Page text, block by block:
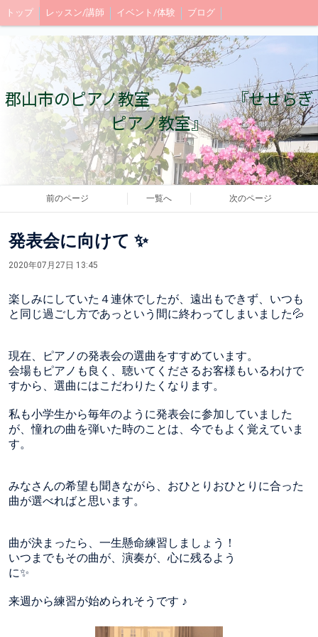
トップ レッスン/講師 イベント/体験 ブログ
郡山市のピアノ教室 『せせらぎ
ピアノ教室』
前のページ 一覧へ 次のページ
発表会に向けて ✨
2020年07月27日 13:45
楽しみにしていた ４連休でしたが、遠出もできず、いつも
と同じ過ごし方であっという間に終わってしまいました💦
現在、ピアノの発表会の選曲をすすめています。
会場もピアノも良く、聴いてくださるお客様もいるわけで
すから、選曲にはこだわりたくなります。
私も小学生から毎年のように発表会に参加していました
が、憧れの曲を弾いた時のことは、今でもよく覚えていま
す。
みなさんの希望も聞きながら、おひとりおひとりに合った
曲が選べればと思います。
曲が決まったら、一生懸命練習しましょう！
いつまでもその曲が、演奏が、心に残るよう
に✨
来週から練習が始められそうです ♪